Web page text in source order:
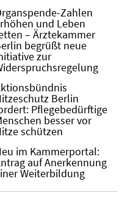
Zahlen
und Leben
– Ärztekammer
begrüßt neue
zur
Berlin
Pflegebedürftige
besser vor
schützen
im Kammerportal:
auf Anerkennung
Weiterbildung